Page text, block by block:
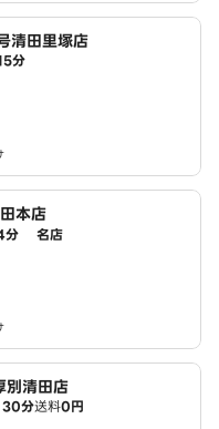
田里塚店
分
本店
分 名店
清田店
30分送料0円